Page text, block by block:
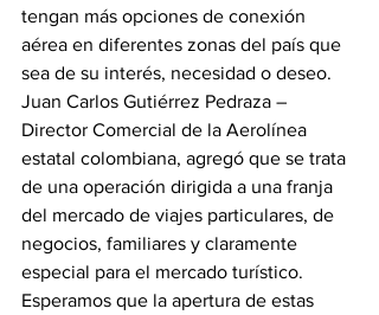
tengan más opciones de conexión
aérea en diferentes zonas del país que
sea de su interés, necesidad o deseo.
Juan Carlos Gutiérrez Pedraza –
Director Comercial de la Aerolínea
estatal colombiana, agregó que se trata
de una operación dirigida a una franja
del mercado de viajes particulares, de
negocios, familiares y claramente
especial para el mercado turístico.
Esperamos que la apertura de estas